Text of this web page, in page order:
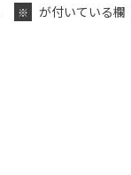
※
が付いている欄